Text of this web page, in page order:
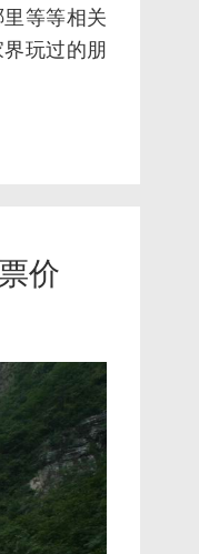
等等相关
玩过的朋
价